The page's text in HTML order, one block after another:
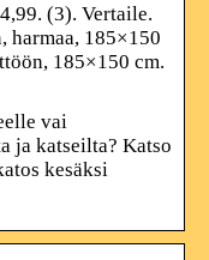
(3). Vertaile.
harmaa, 185×150
185×150 cm.
vai
ja katseilta? Katso
kesäksi